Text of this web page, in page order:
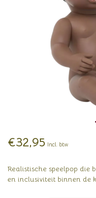
€32,95 Incl. btw
Realistische speelpop die
en inclusiviteit binnen de